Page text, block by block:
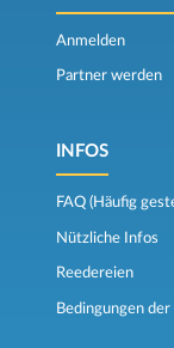
Anmelden
Partner werden
INFOS
FAQ (Häufig
Nützliche Infos
Reedereien
Bedingungen